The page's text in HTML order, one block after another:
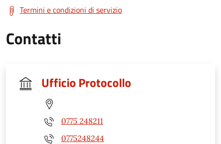
Termini e condizioni di servizio
Contatti
Ufficio Protocollo
0775 248211
0775248244